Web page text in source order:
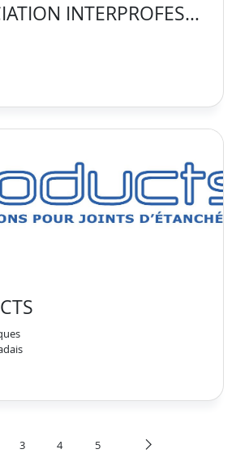
AIS - ASSOCIATION INTERPROFESSIONNELLE DU SARLADAIS
3 4 5